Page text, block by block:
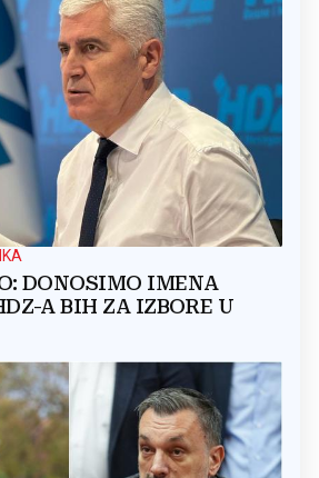
DONOSIMO IMENA
A BIH ZA IZBORE U